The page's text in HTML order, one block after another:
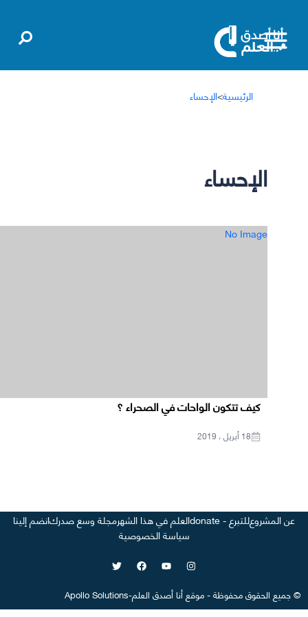
الرئيسية>الإحساء
الإحساء
No Image
كيف تتكون الواحات في الصحراء ؟
18 أبريل ، 2019
عن المشروعللتبرع - donate العلم في هذا الشهرمجلة وسع صدركانضم إلينا
سياسة الخصوصية
©جميع الحقوق محفوظة-موقع أنا أصدق العلم-
Apollo Solutions